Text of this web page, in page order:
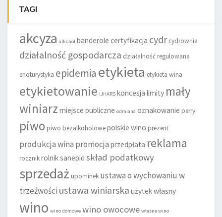
TAGI
akcyza alkohol banderole certyfikacja cydr cydrownia
działalność gospodarcza działalność regulowana
enoturystyka epidemia etykieta etykieta wina
etykietowanie IJHARS koncesja limity mały
winiarz miejsce publiczne odmiana oznakowanie perry
piwo piwo bezalkoholowepolskie wino prezent
produkcja wina promocja przedpłata reklama
rocznikrolniksanepid skład podatkowy
sprzedaż upominek ustawa o wychowaniu w
trzeźwości ustawa winiarska użytek własny
wino wino domowe wino owocowe własne wino